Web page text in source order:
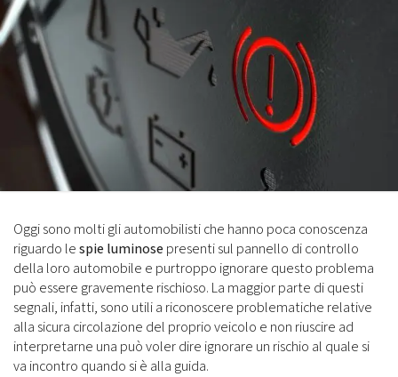
Oggi sono molti gli automobilisti che hanno poca conoscenza
riguardo lespie luminosepresenti sul pannello di controllo
della loro automobile e purtroppo ignorare questo problema
può essere gravemente rischioso. La maggior parte di questi
segnali, infatti, sono utili a riconoscere problematiche relative
alla sicura circolazione del proprio veicolo e non riuscire ad
interpretarne una può voler dire ignorare un rischio al quale si
va incontro quando si è alla guida.